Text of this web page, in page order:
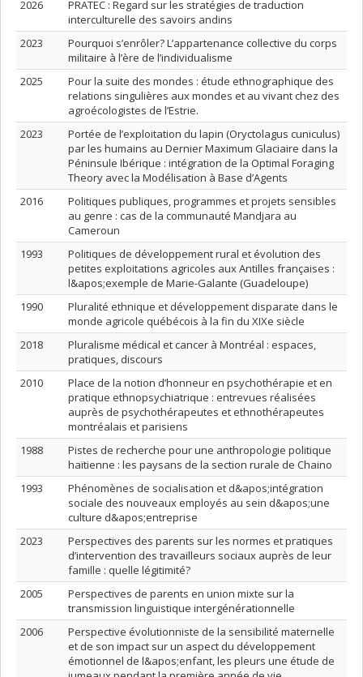
2026
PRATEC : Regard sur les stratégies de traduction
interculturelle des savoirs andins
2023
Pourquoi s’enrôler? L’appartenance collective du corps
militaire à l’ère de l’individualisme
2025
Pour la suite des mondes : étude ethnographique des
relations singulières aux mondes et au vivant chez des
agroécologistes de l’Estrie.
2023
Portée de l’exploitation du lapin (Oryctolagus cuniculus)
par les humains au Dernier Maximum Glaciaire dans la
Péninsule Ibérique : intégration de la Optimal Foraging
Theory avec la Modélisation à Base d’Agents
2016
Politiques publiques, programmes et projets sensibles
au genre : cas de la communauté Mandjara au
Cameroun
1993
Politiques de développement rural et évolution des
petites exploitations agricoles aux Antilles françaises :
l&apos;exemple de Marie-Galante (Guadeloupe)
1990
Pluralité ethnique et développement disparate dans le
monde agricole québécois à la fin du XIXe siècle
2018
Pluralisme médical et cancer à Montréal : espaces,
pratiques, discours
2010
Place de la notion d’honneur en psychothérapie et en
pratique ethnopsychiatrique : entrevues réalisées
auprès de psychothérapeutes et ethnothérapeutes
montréalais et parisiens
1988
Pistes de recherche pour une anthropologie politique
haïtienne : les paysans de la section rurale de Chaino
1993
Phénomènes de socialisation et d&apos;intégration
sociale des nouveaux employés au sein d&apos;une
culture d&apos;entreprise
2023
Perspectives des parents sur les normes et pratiques
d’intervention des travailleurs sociaux auprès de leur
famille : quelle légitimité?
2005
Perspectives de parents en union mixte sur la
transmission linguistique intergénérationnelle
2006
Perspective évolutionniste de la sensibilité maternelle
et de son impact sur un aspect du développement
émotionnel de l&apos;enfant, les pleurs une étude de